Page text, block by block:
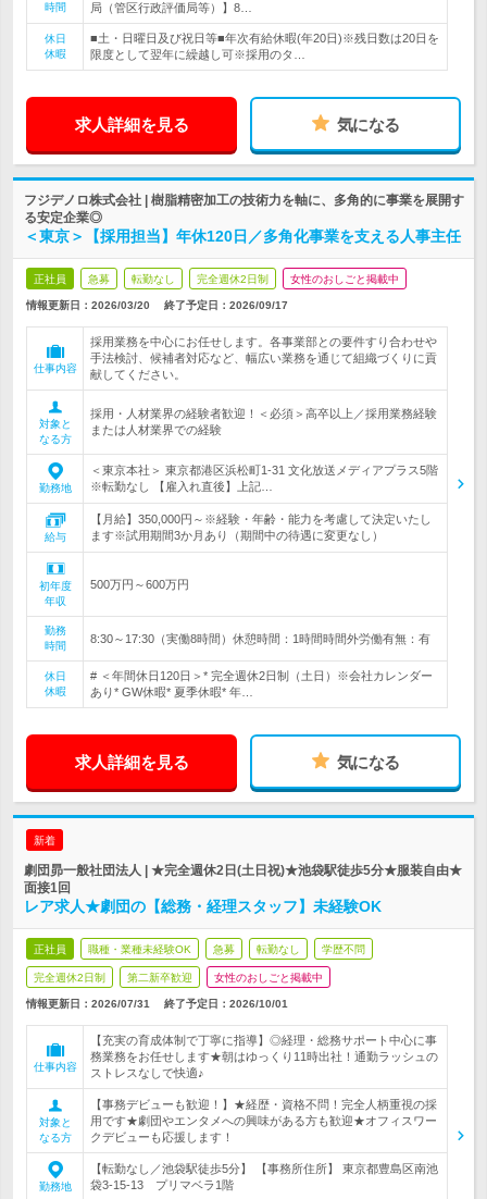
時間
局（管区行政評価局等）】8…
休日
休暇
■土・日曜日及び祝日等■年次有給休暇(年20日)※残日数は20日を
限度として翌年に繰越し可※採用のタ…
求人詳細を見る 気になる
フジデノロ株式会社 | 樹脂精密加工の技術力を軸に、多角的に事業を展開す
る安定企業◎
＜東京＞【採用担当】年休120日／多角化事業を支える人事主任
正社員 急募 転勤なし 完全週休2日制 女性のおしごと掲載中
情報更新日：2026/03/20 終了予定日： 2026/09/17
仕事内容
採用業務を中心にお任せします。各事業部との要件すり合わせや
手法検討、候補者対応など、幅広い業務を通じて組織づくりに貢
献してください。
対象と
なる方
採用・人材業界の経験者歓迎！＜必須＞高卒以上／採用業務経験
または人材業界での経験
勤務地
＜東京本社＞ 東京都港区浜松町1‐31 文化放送メディアプラス5階
※転勤なし 【雇入れ直後】上記…
給与
【月給】350,000円～※経験・年齢・能力を考慮して決定いたし
ます※試用期間3か月あり（期間中の待遇に変更なし）
初年度
年収
500万円～600万円
勤務
時間
8:30～17:30（実働8時間）休憩時間：1時間時間外労働有無：有
休日
休暇
# ＜年間休日120日＞* 完全週休2日制（土日）※会社カレンダー
あり* GW休暇* 夏季休暇* 年…
求人詳細を見る 気になる
新着
劇団昴一般社団法人 | ★完全週休2日(土日祝)★池袋駅徒歩5分★服装自由★
面接1回
レア求人★劇団の【総務・経理スタッフ】未経験OK
正社員 職種・業種未経験OK 急募 転勤なし 学歴不問
完全週休2日制 第二新卒歓迎 女性のおしごと掲載中
情報更新日：2026/07/31 終了予定日： 2026/10/01
仕事内容
【充実の育成体制で丁寧に指導】◎経理・総務サポート中心に事
務業務をお任せします★朝はゆっくり11時出社！通勤ラッシュの
ストレスなしで快適♪
対象と
なる方
【事務デビューも歓迎！】★経歴・資格不問！完全人柄重視の採
用です★劇団やエンタメへの興味がある方も歓迎★オフィスワー
クデビューも応援します！
勤務地
【転勤なし／池袋駅徒歩5分】 【事務所住所】 東京都豊島区南池
袋3-15-13 プリマベラ1階